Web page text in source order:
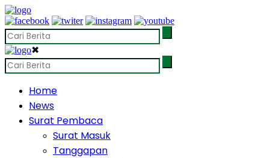
✖
Home
News
Surat Pembaca
Surat Masuk
Tanggapan